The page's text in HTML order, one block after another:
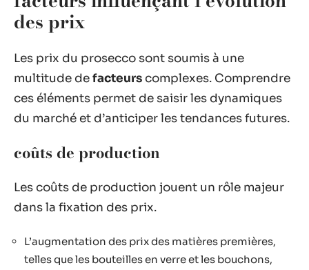
des prix
Les prix du prosecco sont soumis à une
multitude defacteurs complexes. Comprendre
ces éléments permet de saisir les dynamiques
du marché et d’anticiper les tendances futures.
coûts de production
Les coûts de production jouent un rôle majeur
dans la fixation des prix.
L’augmentation des prix des matières premières,
telles que les bouteilles en verre et les bouchons,